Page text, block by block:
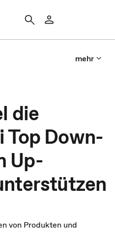
mehr
die
Top Down-
Up-
von Produkten und